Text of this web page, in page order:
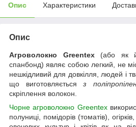
Опис Характеристики
Опис
Агроволокно Greentex (або як
спанбонд) являє собою легкий, не
нешкідливий для довкілля, людей і
що виготовляєтьсяз
скріплення волокон.
Чорне агроволокно Greentex
полуниці, помідорів (томатів),